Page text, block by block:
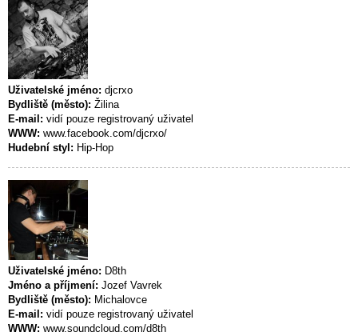
Uživatelské jméno: djcrxo
Bydliště (město): Žilina
E-mail: vidí pouze registrovaný uživatel
WWW: www.facebook.com/djcrxo/
Hudební styl: Hip-Hop
Uživatelské jméno: D8th
Jméno a příjmení: Jozef Vavrek
Bydliště (město): Michalovce
E-mail: vidí pouze registrovaný uživatel
WWW: www.soundcloud.com/d8th